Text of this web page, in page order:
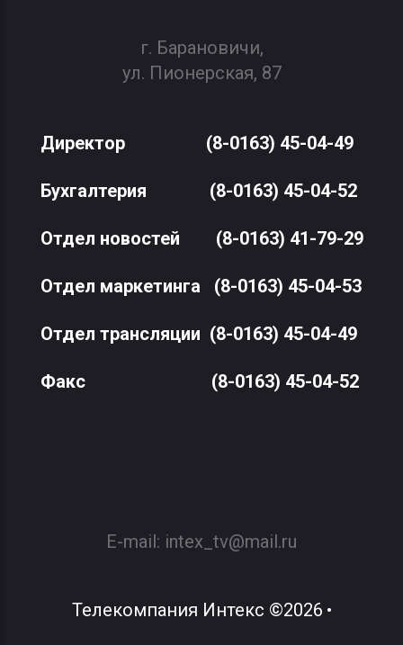
г. Барановичи,
ул. Пионерская, 87
Директор (8-0163) 45-04-49
Бухгалтерия (8-0163) 45-04-52
Отдел новостей (8-0163) 41-79-29
Отдел маркетинга (8-0163) 45-04-53
Отдел трансляции (8-0163) 45-04-49
Факс(8-0163) 45-04-52
E-mail: intex_tv@mail.ru
Телекомпания Интекс ©2026